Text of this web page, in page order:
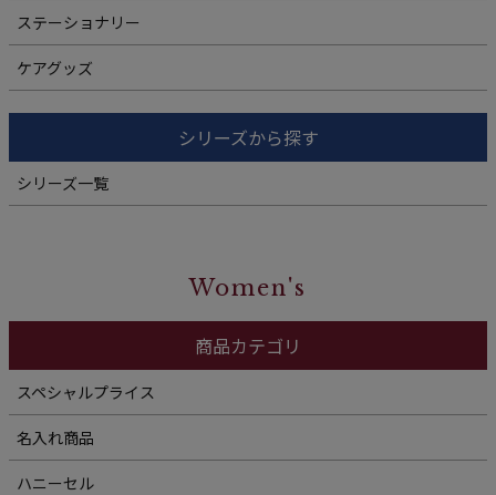
ステーショナリー
ケアグッズ
シリーズから探す
シリーズ一覧
Women's
商品カテゴリ
スペシャルプライス
名入れ商品
ハニーセル